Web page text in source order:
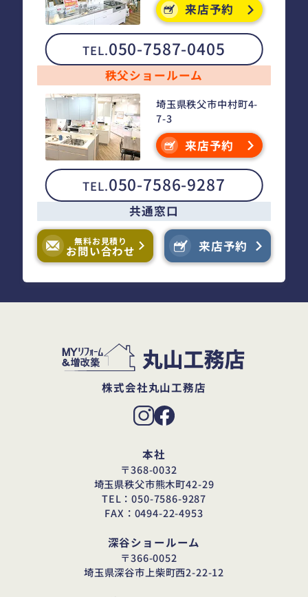
来店予約
TEL.050-7587-0405
秩父ショールーム
埼玉県秩父市中村町4-
7-3
来店予約
TEL.050-7586-9287
共通窓口
来店予約
無料お見積り
お問い合わせ
株式会社丸山工務店
本社
〒368-0032
埼玉県秩父市熊木町42-29
TEL：050-7586-9287
FAX：0494-22-4953
深谷ショールーム
〒366-0052
埼玉県深谷市上柴町西2-22-12